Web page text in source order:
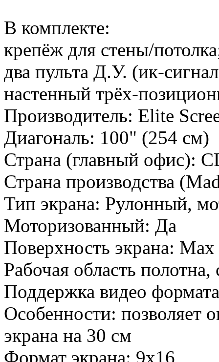
В комплекте:
крепёж для стены/
два пульта Д.У. (ик-
настенный трёх-
Производитель: Elite
Диагональ: 100" (254 см)
Страна (главный офис):
Страна производства
Тип экрана: Рулонный,
Моторизованный: Да
Поверхность экрана: Max
Рабочая область
Поддержка видео
Особенности: позволяет
экрана на 30 см
Формат экрана: 9х16